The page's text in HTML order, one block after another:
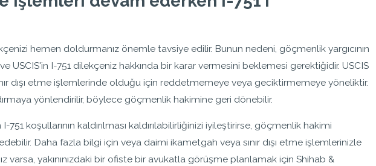
hemen doldurmanız önemle tavsiye edilir. Bunun nedeni, göçmenlik yargıcının
USCIS'in I-751 dilekçeniz hakkında bir karar vermesini beklemesi gerektiğidir. USCIS
dışı etme işlemlerinde olduğu için reddetmemeye veya geciktirmemeye yöneliktir.
yönlendirilir, böylece göçmenlik hakimine geri dönebilir.
koşullarının kaldırılması kaldırılabilirliğinizi iyileştirirse, göçmenlik hakimi
Daha fazla bilgi için veya daimi ikametgah veya sınır dışı etme işlemlerinizle
varsa, yakınınızdaki bir ofiste bir avukatla görüşme planlamak için Shihab &